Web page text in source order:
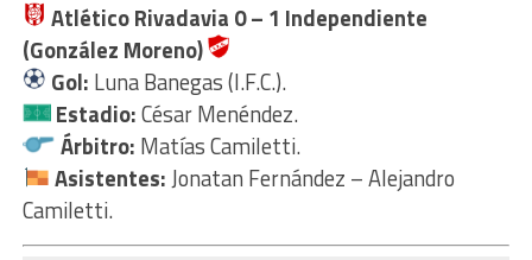
Atlético Rivadavia 0 – 1 Independiente
(González Moreno)
Gol: Luna Banegas (I.F.C.).
Estadio:César Menéndez.
Árbitro: Matías Camiletti.
Asistentes:Jonatan Fernández – Alejandro
Camiletti.